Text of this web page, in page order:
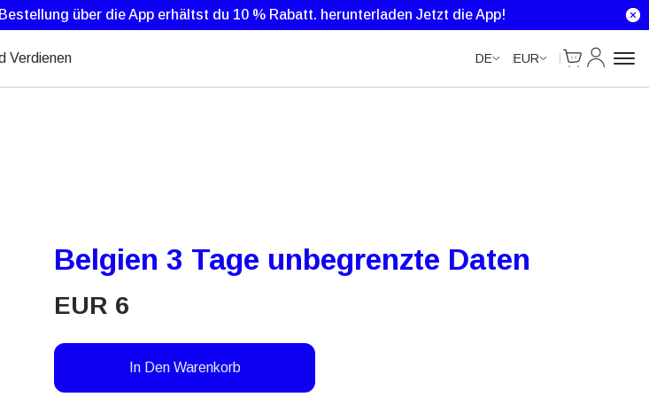
über die App erhältst du 10 % Rabatt. herunterladen Jetzt die App!
Verdienen DE EUR
Cart
Mein
Belgien 3 Tage unbegrenzte Daten
EUR 6
In Den Warenkorb